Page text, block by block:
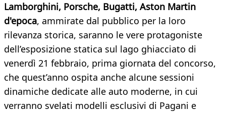
Lamborghini, Porsche, Bugatti, Aston Martin
d'epoca, ammirate dal pubblico per la loro
rilevanza storica, saranno le vere protagoniste
dell’esposizione statica sul lago ghiacciato di
venerdì 21 febbraio, prima giornata del concorso,
che quest’anno ospita anche alcune sessioni
dinamiche dedicate alle auto moderne, in cui
verranno svelati modelli esclusivi di Pagani e